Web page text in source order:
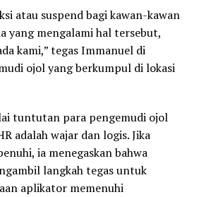
atau suspend bagi kawan-kawan
yang mengalami hal tersebut,
kami,” tegas Immanuel di
ojol yang berkumpul di lokasi
tuntutan para pengemudi ojol
adalah wajar dan logis. Jika
ia menegaskan bahwa
langkah tegas untuk
aplikator memenuhi